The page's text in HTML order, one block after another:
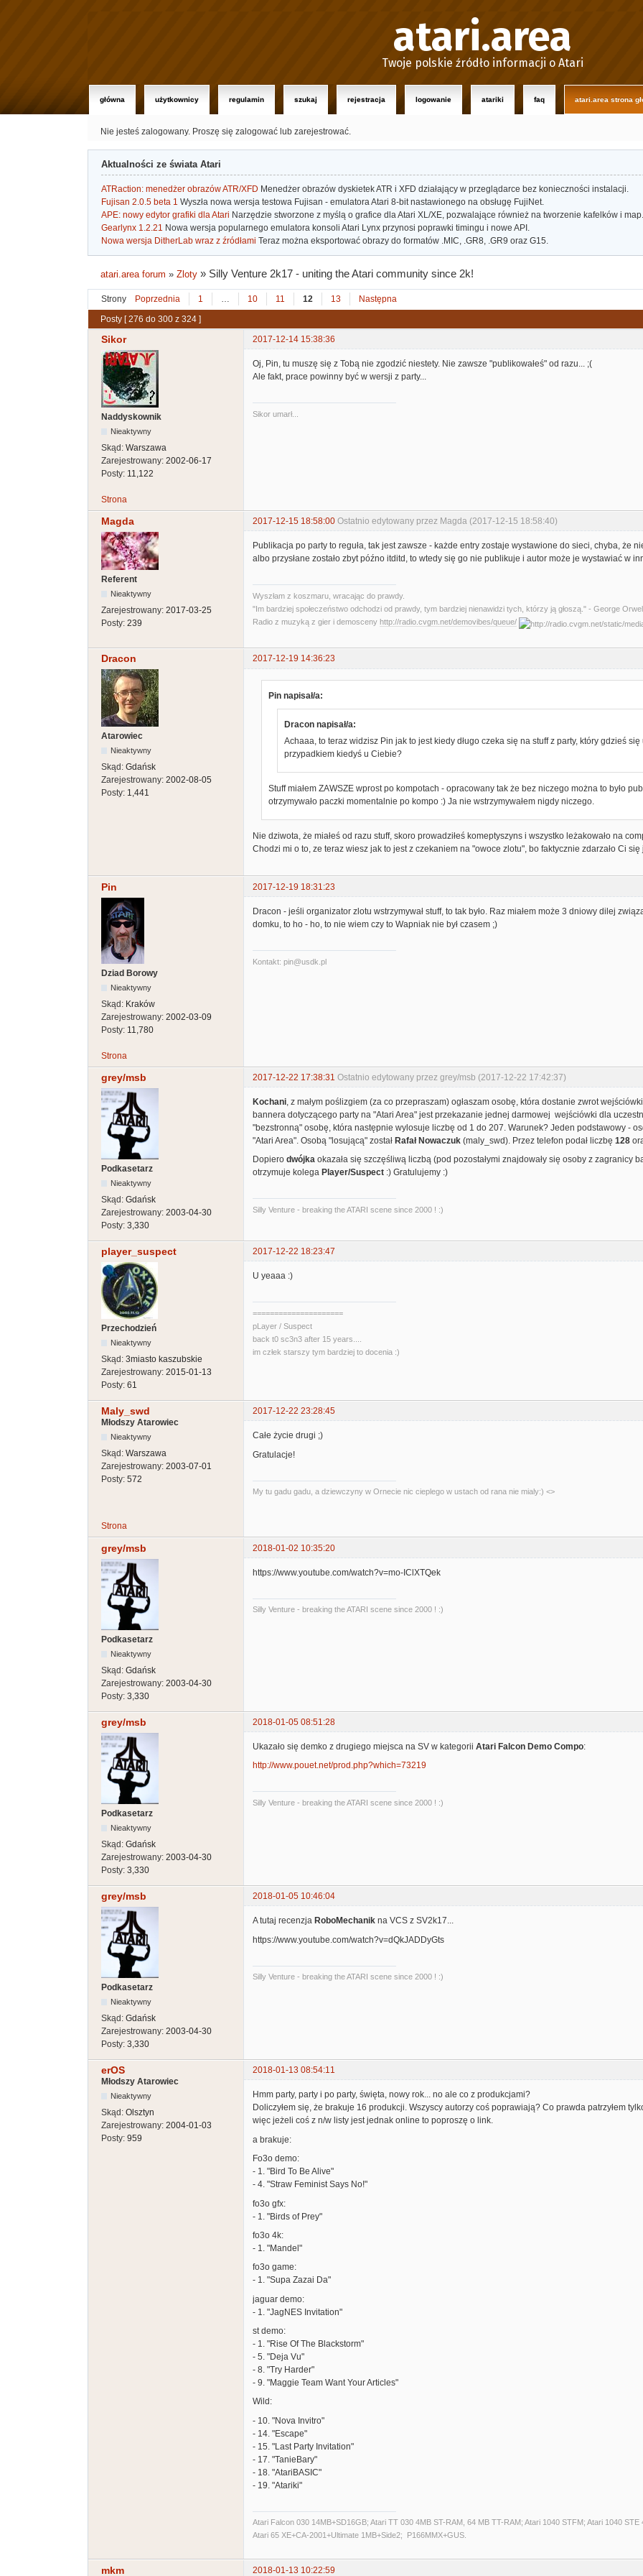
atari.area
Twoje polskie źródło informacji o Atari
główna użytkownicy regulamin szukaj rejestracja logowanie atariki faq atari.area strona
Nie jesteś zalogowany. Proszę się zalogować lub zarejestrować.
Aktualności ze świata Atari
ATRaction: menedżer obrazów ATR/XFD Menedżer obrazów dyskietek ATR i XFD działający w przeglądarce bez konieczności instalacji.
Fujisan 2.0.5 beta 1 Wyszła nowa wersja testowa Fujisan - emulatora Atari 8-bit nastawionego na obsługę FujiNet.
APE: nowy edytor grafiki dla Atari Narzędzie stworzone z myślą o grafice dla Atari XL/XE, pozwalające również na tworzenie kafelków i map.
Gearlynx 1.2.21 Nowa wersja popularnego emulatora konsoli Atari Lynx przynosi poprawki timingu i nowe API.
Nowa wersja DitherLab wraz z źródłami Teraz można eksportować obrazy do formatów .MIC, .GR8, .GR9 oraz G15.
atari.area forum »Zloty » Silly Venture 2k17 - uniting the Atari community since 2k!
Strony Poprzednia 1 … 10 11 12 13 Następna
Posty [ 276 do 300 z 324 ]
Sikor 2017-12-14 15:38:36
Naddyskownik
Nieaktywny
Skąd: Warszawa
Zarejestrowany: 2002-06-17
Posty: 11,122
Oj, Pin, tu muszę się z Tobą nie zgodzić niestety. Nie zawsze "publikowałeś" od razu... ;(
Ale fakt, prace powinny być w wersji z party...
Sikor umarł...
Strona
Magda 2017-12-15 18:58:00 Ostatnio edytowany przez Magda (2017-12-15 18:58:40)
Referent
Nieaktywny
Zarejestrowany: 2017-03-25
Posty: 239
Publikacja po party to reguła, tak jest zawsze - każde entry zostaje wystawione do sieci, chyba, że
albo przysłane zostało zbyt późno itditd, to wtedy się go nie publikuje i autor może je wystawiać w
Wyszłam z koszmaru, wracając do prawdy.
"Im bardziej społeczeństwo odchodzi od prawdy, tym bardziej nienawidzi tych, którzy ją głoszą." - George
Radio z muzyką z gier i demosceny http://radio.cvgm.net/demovibes/queue/
Dracon 2017-12-19 14:36:23
Atarowiec
Nieaktywny
Skąd: Gdańsk
Zarejestrowany: 2002-08-05
Posty: 1,441
Pin napisał/a:
Dracon napisał/a:
Achaaa, to teraz widzisz Pin jak to jest kiedy długo czeka się na stuff z party, który gdzieś
przypadkiem kiedyś u Ciebie?
Stuff miałem ZAWSZE wprost po kompotach - opracowany tak że bez niczego można to było
otrzymywało paczki momentalnie po kompo :) Ja nie wstrzymywałem nigdy niczego.
Nie dziwota, że miałeś od razu stuff, skoro prowadziłeś komeptyszyns i wszystko leżakowało na
Chodzi mi o to, ze teraz wiesz jak to jest z czekaniem na "owoce zlotu", bo faktycznie zdarzało Ci się
Pin 2017-12-19 18:31:23
Dziad Borowy
Nieaktywny
Skąd: Kraków
Zarejestrowany: 2002-03-09
Posty: 11,780
Dracon - jeśli organizator zlotu wstrzymywał stuff, to tak było. Raz miałem może 3 dniowy dilej
domku, to ho - ho, to nie wiem czy to Wapniak nie był czasem ;)
Kontakt: pin@usdk.pl
Strona
grey/msb 2017-12-22 17:38:31 Ostatnio edytowany przez grey/msb (2017-12-22 17:42:37)
Podkasetarz
Nieaktywny
Skąd: Gdańsk
Zarejestrowany: 2003-04-30
Posty: 3,330
Kochani, z małym poślizgiem (za co przepraszam) ogłaszam osobę, która dostanie zwrot
bannera dotyczącego party na "Atari Area" jest przekazanie jednej darmowej wejściówki dla
"bezstronną" osobę, która następnie wylosuje liczbę od 1 do 207. Warunek? Jeden podstawowy -
"Atari Area". Osobą "losującą" został Rafał Nowaczuk (maly_swd). Przez telefon podał liczbę 128
Dopiero dwójka okazała się szczęśliwą liczbą (pod pozostałymi znajdowały się osoby z zagranicy
otrzymuje kolega Player/Suspect :) Gratulujemy :)
Silly Venture - breaking the ATARI scene since 2000 ! :)
player_suspect 2017-12-22 18:23:47
Przechodzień
Nieaktywny
Skąd: 3miasto kaszubskie
Zarejestrowany: 2015-01-13
Posty: 61
U yeaaa :)
=====================
pLayer / Suspect
back t0 sc3n3 after 15 years....
im człek starszy tym bardziej to docenia :)
Maly_swd
2017-12-22 23:28:45
Młodszy Atarowiec
Nieaktywny
Skąd: Warszawa
Zarejestrowany: 2003-07-01
Posty: 572
Całe życie drugi ;)
Gratulacje!
My tu gadu gadu, a dziewczyny w Ornecie nic cieplego w ustach od rana nie mialy:) <>
Strona
grey/msb 2018-01-02 10:35:20
Podkasetarz
Nieaktywny
Skąd: Gdańsk
Zarejestrowany: 2003-04-30
Posty: 3,330
https://www.youtube.com/watch?v=mo-IClXTQek
Silly Venture - breaking the ATARI scene since 2000 ! :)
grey/msb 2018-01-05 08:51:28
Podkasetarz
Nieaktywny
Skąd: Gdańsk
Zarejestrowany: 2003-04-30
Posty: 3,330
Ukazało się demko z drugiego miejsca na SV w kategorii Atari Falcon Demo Compo:
http://www.pouet.net/prod.php?which=73219
Silly Venture - breaking the ATARI scene since 2000 ! :)
grey/msb 2018-01-05 10:46:04
Podkasetarz
Nieaktywny
Skąd: Gdańsk
Zarejestrowany: 2003-04-30
Posty: 3,330
A tutaj recenzja RoboMechanik na VCS z SV2k17...
https://www.youtube.com/watch?v=dQkJADDyGts
Silly Venture - breaking the ATARI scene since 2000 ! :)
erOS
2018-01-13 08:54:11
Młodszy Atarowiec
Nieaktywny
Skąd: Olsztyn
Zarejestrowany: 2004-01-03
Posty: 959
Hmm party, party i po party, święta, nowy rok... no ale co z produkcjami?
Doliczyłem się, że brakuje 16 produkcji. Wszyscy autorzy coś poprawiają? Co prawda patrzyłem
więc jeżeli coś z n/w listy jest jednak online to poproszę o link.
a brakuje:
Fo3o demo:
- 1. "Bird To Be Alive"
- 4. "Straw Feminist Says No!"
fo3o gfx:
- 1. "Birds of Prey"
fo3o 4k:
- 1. "Mandel"
fo3o game:
- 1. "Supa Zazai Da"
jaguar demo:
- 1. "JagNES Invitation"
st demo:
- 1. "Rise Of The Blackstorm"
- 5. "Deja Vu"
- 8. "Try Harder"
- 9. "Maggie Team Want Your Articles"
Wild:
- 10. "Nova Invitro"
- 14. "Escape"
- 15. "Last Party Invitation"
- 17. "TanieBary"
- 18. "AtariBASIC"
- 19. "Atariki"
Atari Falcon 030 14MB+SD16GB; Atari TT 030 4MB ST-RAM, 64 MB TT-RAM; Atari 1040 STFM; Atari 1040
Atari 65 XE+CA-2001+Ultimate 1MB+Side2; P166MMX+GUS.
mkm 2018-01-13 10:22:59